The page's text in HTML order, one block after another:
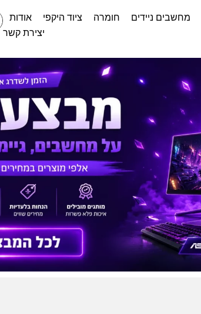
מחשבים ניידים חומרה ציוד היקפי
אודות
יצירת קשר